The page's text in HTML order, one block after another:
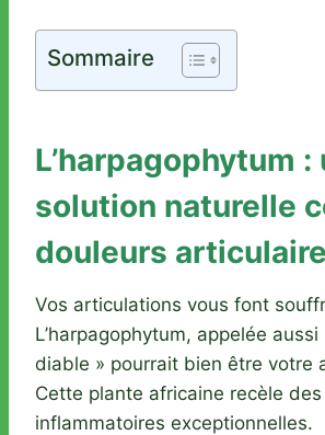
Sommaire
L’harpagophytum :
solution naturelle
douleurs
Vos articulations vous font
L’harpagophytum, appelée
diable » pourrait bien être votre
Cette plante africaine recèle
inflammatoires exceptionnelles.